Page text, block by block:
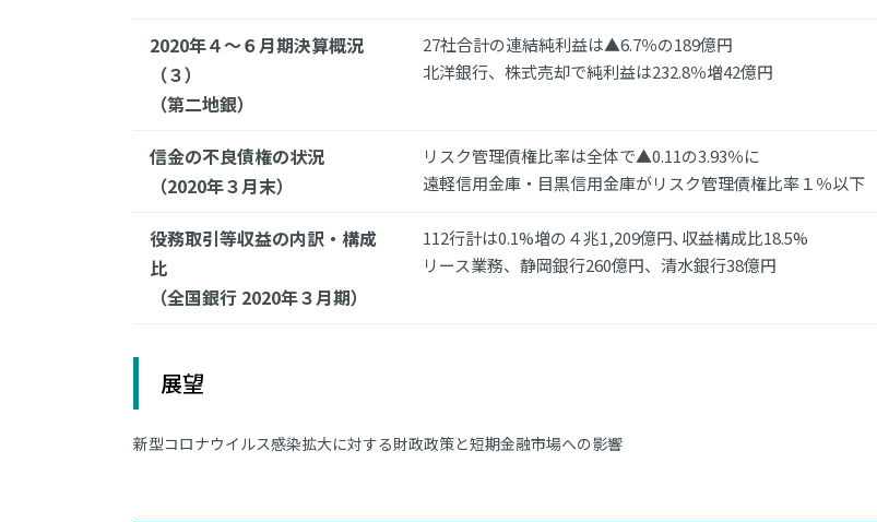
2020年４～６月期決算概況
（３）
（第二地銀）
27社合計の連結純利益は▲6.7％の189億円
北洋銀行、株式売却で純利益は232.8％増42億円
信金の不良債権の状況
（2020年３月末）
リスク管理債権比率は全体で▲0.11の3.93％に
遠軽信用金庫・目黒信用金庫がリスク管理債権比率１％以下
役務取引等収益の内訳・構成
比
（全国銀行 2020年３月期）
112行計は0.1%増の４兆1,209億円､収益構成比18.5%
リース業務、静岡銀行260億円、清水銀行38億円
展望
新型コロナウイルス感染拡大に対する財政政策と短期金融市場への影響